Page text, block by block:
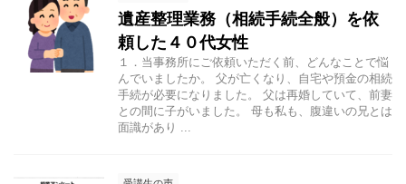
遺産整理業務（相続手続全般）を依
頼した４０代女性
１．当事務所にご依頼いただく前、どんなことで悩
んでいましたか。 父が亡くなり、自宅や預金の相続
手続が必要になりました。 父は再婚していて、前妻
との間に子がいました。 母も私も、腹違いの兄とは
面識があり ...